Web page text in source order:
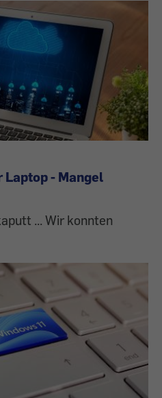
Laptop - Mangel
... Wir konnten